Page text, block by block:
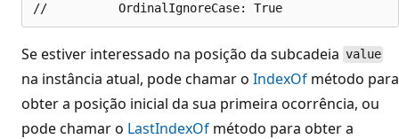
Se estiver interessado na posição da subcadeia value
na instância atual, pode chamar o IndexOf método para
obter a posição inicial da sua primeira ocorrência, ou
pode chamar o LastIndexOf método para obter a